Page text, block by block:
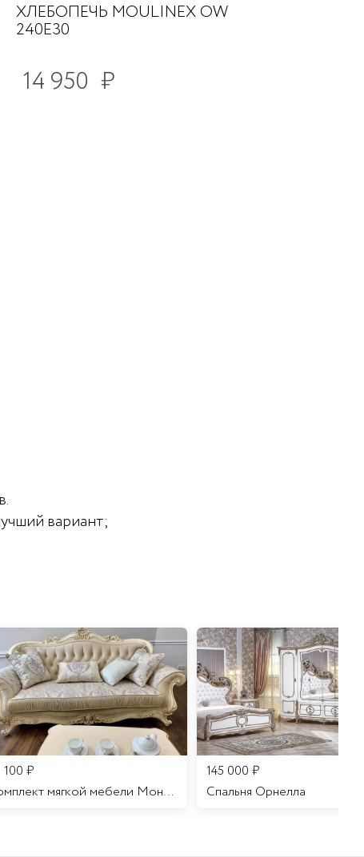
ХЛЕБОПЕЧЬ MOULINEX ОW
240E30
14 950 ₽
вариант;
100 ₽
Комплект мягкой мебели Мона Лиза
145 000 ₽
Cпальня Орнелла